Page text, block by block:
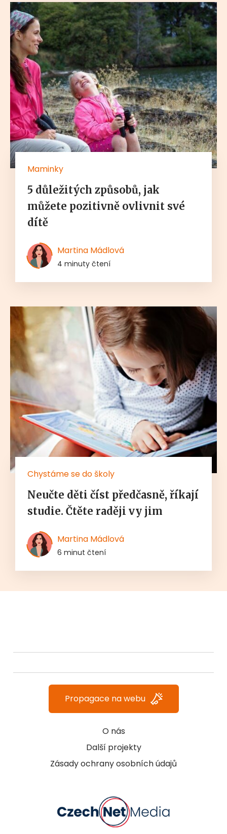
Maminky
5 důležitých způsobů, jak
můžete pozitivně ovlivnit své
dítě
Martina Mádlová
4 minuty čtení
Chystáme se do školy
Neučte děti číst předčasně, říkají
studie. Čtěte raději vy jim
Martina Mádlová
6 minut čtení
O nás
Další projekty
Zásady ochrany osobních údajů
Propagace na webu